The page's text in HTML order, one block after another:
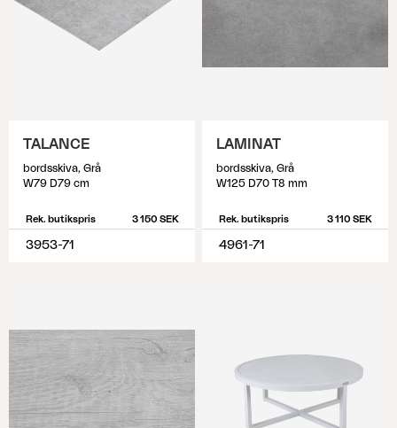
TALANCE
bordsskiva, Grå
W79 D79 cm
Rek. butikspris 3 150 SEK
3953-71
LAMINAT
bordsskiva, Grå
W125 D70 T8 mm
Rek. butikspris 3 110 SEK
4961-71